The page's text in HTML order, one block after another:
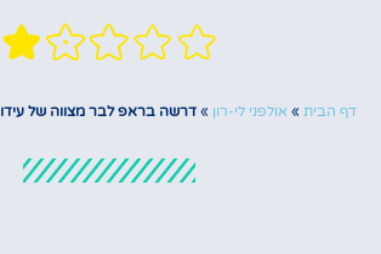
דף הבית » אולפני לי-רון » דרשה בראפ לבר מצווה של עידו